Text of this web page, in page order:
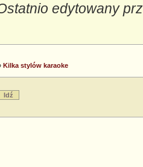
edytowany
Kilka stylów karaoke